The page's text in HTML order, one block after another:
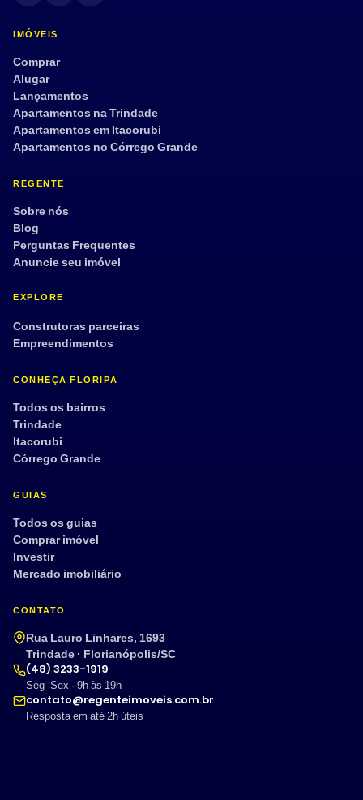
IMÓVEIS
Comprar
Alugar
Lançamentos
Apartamentos na Trindade
Apartamentos em Itacorubi
Apartamentos no Córrego Grande
REGENTE
Sobre nós
Blog
Perguntas Frequentes
Anuncie seu imóvel
EXPLORE
Construtoras parceiras
Empreendimentos
CONHEÇA FLORIPA
Todos os bairros
Trindade
Itacorubi
Córrego Grande
GUIAS
Todos os guias
Comprar imóvel
Investir
Mercado imobiliário
CONTATO
Rua Lauro Linhares, 1693
Trindade · Florianópolis/SC
(48) 3233-1919
Seg–Sex · 9h às 19h
contato@regenteimoveis.com.br
Resposta em até 2h úteis